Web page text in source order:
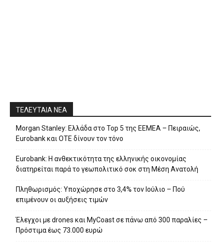
ΤΕΛΕΥΤΑΙΑ ΝΕΑ
Morgan Stanley: Ελλάδα στο Top 5 της EEMEA – Πειραιώς,
Eurobank και ΟΤΕ δίνουν τον τόνο
Eurobank: Η ανθεκτικότητα της ελληνικής οικονομίας
διατηρείται παρά το γεωπολιτικό σοκ στη Μέση Ανατολή
Πληθωρισμός: Υποχώρησε στο 3,4% τον Ιούλιο – Πού
επιμένουν οι αυξήσεις τιμών
Έλεγχοι με drones και MyCoast σε πάνω από 300 παραλίες –
Πρόστιμα έως 73.000 ευρώ